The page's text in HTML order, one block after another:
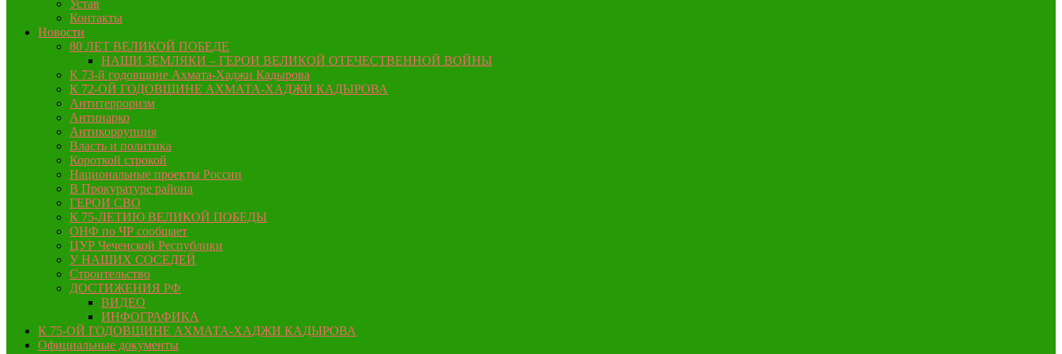
Устав
Контакты
Новости
80 ЛЕТ ВЕЛИКОЙ ПОБЕДЕ
НАШИ ЗЕМЛЯКИ – ГЕРОИ ВЕЛИКОЙ ОТЕЧЕСТВЕННОЙ ВОЙНЫ
К 73-й годовщине Ахмата-Хаджи Кадырова
К 72-ОЙ ГОДОВЩИНЕ АХМАТА-ХАДЖИ КАДЫРОВА
Антитерроризм
Антинарко
Антикоррупция
Власть и политика
Короткой строкой
Национальные проекты России
В Прокуратуре района
ГЕРОИ СВО
К 75-ЛЕТИЮ ВЕЛИКОЙ ПОБЕДЫ
ОНФ по ЧР сообщает
ЦУР Чеченской Республики
У НАШИХ СОСЕДЕЙ
Строительство
ДОСТИЖЕНИЯ РФ
ВИДЕО
ИНФОГРАФИКА
К 75-ОЙ ГОДОВЩИНЕ АХМАТА-ХАДЖИ КАДЫРОВА
Официальные документы